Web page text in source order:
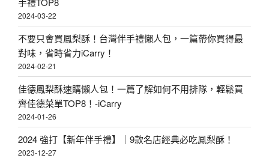
2024-03-22
不要只會買鳳梨酥！台灣伴手禮懶人包，一篇帶你買得最
對味，省時省力iCarry！
2024-02-21
佳德鳳梨酥速購懶人包！一篇了解如何不用排隊，輕鬆買
齊佳德菜單TOP8！-iCarry
2024-01-26
2024 強打【新年伴手禮】｜9款名店經典必吃鳳梨酥！
2023-12-27